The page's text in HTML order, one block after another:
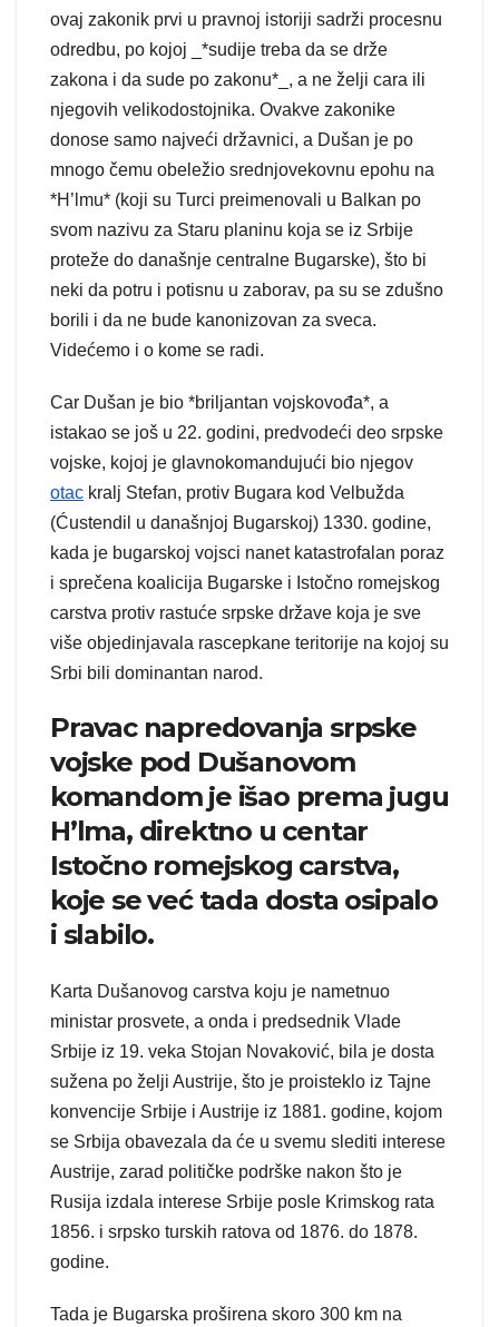
ovaj zakonik prvi u pravnoj istoriji sadrži procesnu
odredbu, po kojoj _*sudije treba da se drže
zakona i da sude po zakonu*_, a ne želji cara ili
njegovih velikodostojnika. Ovakve zakonike
donose samo najveći državnici, a Dušan je po
mnogo čemu obeležio srednjovekovnu epohu na
*H’lmu* (koji su Turci preimenovali u Balkan po
svom nazivu za Staru planinu koja se iz Srbije
proteže do današnje centralne Bugarske), što bi
neki da potru i potisnu u zaborav, pa su se zdušno
borili i da ne bude kanonizovan za sveca.
Videćemo i o kome se radi.
Car Dušan je bio *briljantan vojskovođa*, a
istakao se još u 22. godini, predvodeći deo srpske
vojske, kojoj je glavnokomandujući bio njegov
otac kralj Stefan, protiv Bugara kod Velbužda
(Ćustendil u današnjoj Bugarskoj) 1330. godine,
kada je bugarskoj vojsci nanet katastrofalan poraz
i sprečena koalicija Bugarske i Istočno romejskog
carstva protiv rastuće srpske države koja je sve
više objedinjavala rascepkane teritorije na kojoj su
Srbi bili dominantan narod.
Pravac napredovanja srpske
vojske pod Dušanovom
komandom je išao prema jugu
H’lma, direktno u centar
Istočno romejskog carstva,
koje se već tada dosta osipalo
i slabilo.
Karta Dušanovog carstva koju je nametnuo
ministar prosvete, a onda i predsednik Vlade
Srbije iz 19. veka Stojan Novaković, bila je dosta
sužena po želji Austrije, što je proisteklo iz Tajne
konvencije Srbije i Austrije iz 1881. godine, kojom
se Srbija obavezala da će u svemu slediti interese
Austrije, zarad političke podrške nakon što je
Rusija izdala interese Srbije posle Krimskog rata
1856. i srpsko turskih ratova od 1876. do 1878.
godine.
Tada je Bugarska proširena skoro 300 km na